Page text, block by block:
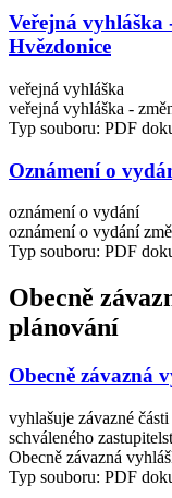
Veřejná vyhláška
Hvězdonice
veřejná vyhláška
veřejná vyhláška -
Typ souboru: PDF
Oznámení o
oznámení o vydání
oznámení o vydání
Typ souboru: PDF
Obecně
plánování
Obecně závazná
vyhlašuje závazné
schváleného
Obecně závazná
Typ souboru: PDF